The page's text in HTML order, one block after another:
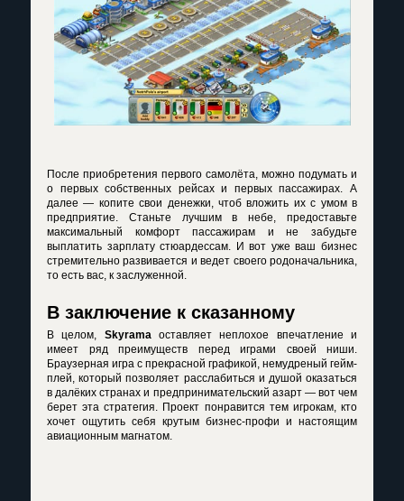
После приобретения первого самолёта, можно подумать и
о первых собственных рейсах и первых пассажирах. А
далее — копите свои денежки, чтоб вложить их с умом в
предприятие. Станьте лучшим в небе, предоставьте
максимальный комфорт пассажирам и не забудьте
выплатить зарплату стюардессам. И вот уже ваш бизнес
стремительно развивается и ведет своего родоначальника,
то есть вас, к заслуженной.
В заключение к сказанному
В целом, Skyramaоставляет неплохое впечатление и
имеет ряд преимуществ перед играми своей ниши.
Браузерная игра с прекрасной графикой, немудреный гейм-
плей, который позволяет расслабиться и душой оказаться
в далёких странах и предпринимательский азарт — вот чем
берет эта стратегия. Проект понравится тем игрокам, кто
хочет ощутить себя крутым бизнес-профи и настоящим
авиационным магнатом.